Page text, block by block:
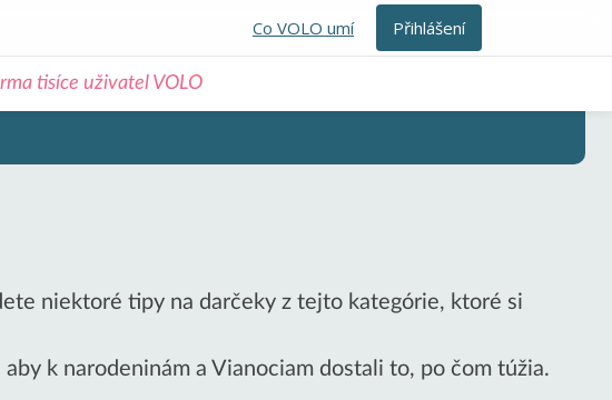
Co VOLO umí Přihlášení
tisíce uživatel VOLO
niektoré tipy na darčeky z tejto kategórie, ktoré si
k narodeninám a Vianociam dostali to, po čom túžia.